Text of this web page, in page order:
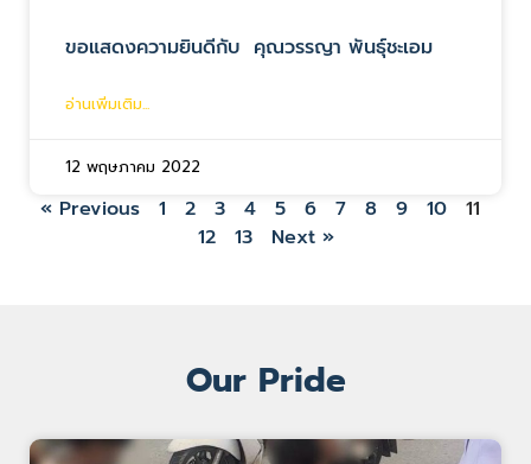
ขอแสดงความยินดีกับ คุณวรรญา พันธุ์ชะเอม
อ่านเพิ่มเติม...
12 พฤษภาคม 2022
« Previous 1 2 3 4 5 6 7 8 9 10
11
12
13 Next »
Our Pride